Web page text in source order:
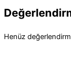
Henüz